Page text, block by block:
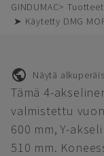
GINDUMAC Tuotteet
➤ Käytetty DMG
Näytä
Tämä 4-
valmistettu
600 mm, Y-
510 mm.